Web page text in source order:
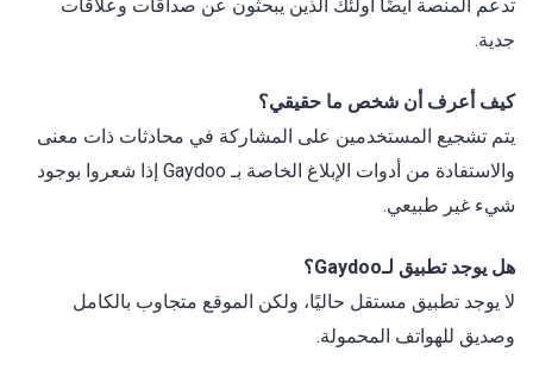
تدعم المنصة أيضًا أولئك الذين يبحثون عن صداقات وعلاقات
جدية.
كيف أعرف أن شخص ما حقيقي؟
يتم تشجيع المستخدمين على المشاركة في محادثات ذات معنى
والاستفادة من أدوات الإبلاغ الخاصة بـ Gaydoo إذا شعروا بوجود
شيء غير طبيعي.
هل يوجد تطبيق لـGaydoo؟
لا يوجد تطبيق مستقل حاليًا، ولكن الموقع متجاوب بالكامل
وصديق للهواتف المحمولة.